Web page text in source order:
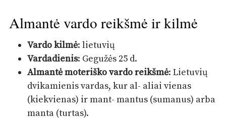
Almantė vardo reikšmė ir kilmė
Vardo kilmė: lietuvių
Vardadienis: Gegužės 25 d.
Almantė moteriško vardo reikšmė: Lietuvių
dvikamienis vardas, kur al- aliai vienas
(kiekvienas) ir mant- mantus (sumanus) arba
manta (turtas).